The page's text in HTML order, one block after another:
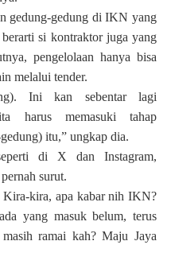
gedung-gedung di IKN yang
si kontraktor juga yang
pengelolaan hanya bisa
melalui tender.
Ini kan sebentar lagi
harus memasuki tahap
itu,” ungkap dia.
di X dan Instagram,
surut.
Kira-kira, apa kabar nih IKN?
yang masuk belum, terus
ramai kah? Maju Jaya